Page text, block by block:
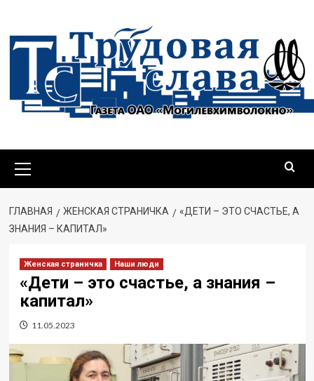
содержимому
меню
ГЛАВНАЯ ЖЕНСКАЯ СТРАНИЧКА
«ДЕТИ – ЭТО СЧАСТЬЕ, А
ЗНАНИЯ – КАПИТАЛ»
Женская страничка Наши люди
«Дети – это счастье, а знания –
капитал»
11.05.2023